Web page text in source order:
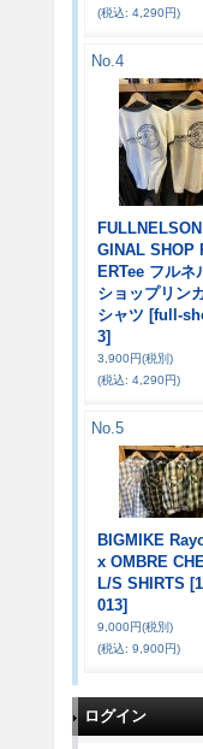
(税込: 4,290円)
No.4
FULLNELSON
GINAL SHOP
ERTee フルネ
ショップリン
シャツ [full-
3]
3,900円(税別)
(税込: 4,290円)
No.5
BIGMIKE
x OMBRE
L/S SHIRTS
013]
9,000円(税別)
(税込: 9,900円)
ログイン